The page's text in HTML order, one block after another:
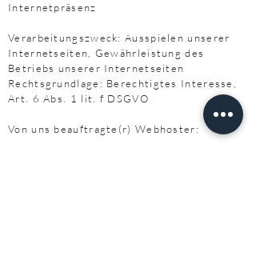
Internetpräsenz
Verarbeitungszweck: Ausspielen unserer
Internetseiten, Gewährleistung des
Betriebs unserer Internetseiten
Rechtsgrundlage: Berechtigtes Interesse,
Art. 6 Abs. 1 lit. f DSGVO
Von uns beauftragte(r) Webhoster: